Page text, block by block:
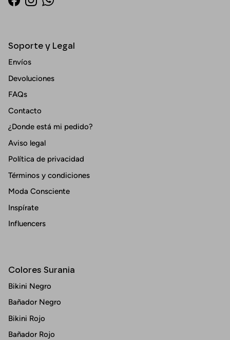
Facebook
InstagramWhatsApp
Soporte y Legal
Envíos
Devoluciones
FAQs
Contacto
¿Donde está mi pedido?
Aviso legal
Política de privacidad
Términos y condiciones
Moda Consciente
Inspírate
Influencers
Colores Surania
Bikini Negro
Bañador Negro
Bikini Rojo
Bañador Rojo